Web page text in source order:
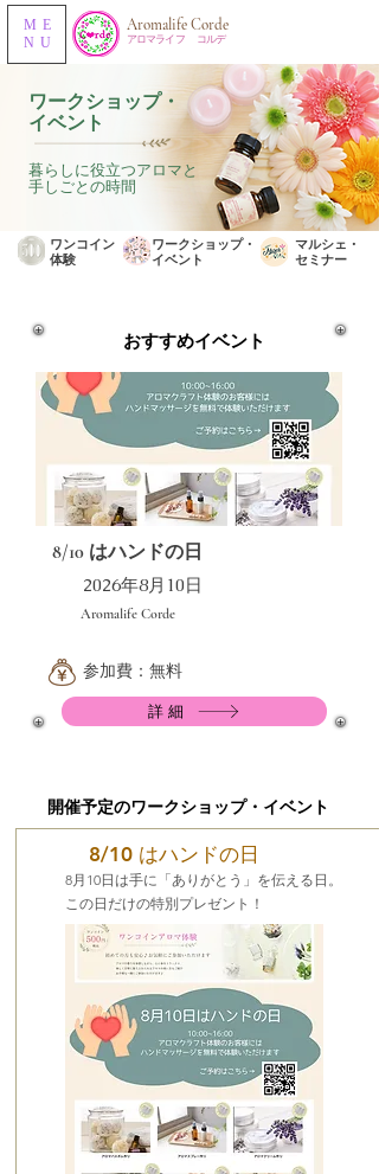
ME
NU
​アロマライフ コルデ
​Aromalife Corde
初心者さんも大歓迎。アロマ・美容・数秘・クッキング・クラフトなど
黄ごるに楽しめるワークショップを開催しています。
​ワークショップ・
イベント
暮らしに役立つアロマと
手しごとの時間
​ワンコイン
体験
​ワークショップ・
イベント
​マルシェ・
セミナー
​おすすめイベント
8/10 はハンドの日
2026年8月10日
Aromalife Corde
参加費：無料
詳細
​開催予定のワークショップ・イベント
8/10 はハンドの日
8月10日は手に「ありがとう」を伝える日。
この日だけの特別プレゼント！